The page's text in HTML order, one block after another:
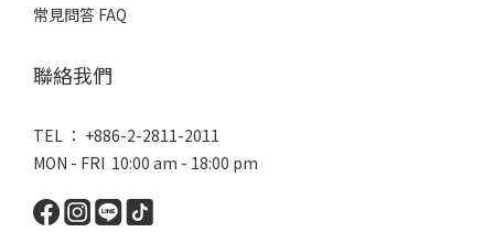
常見問答 FAQ
聯絡我們
TEL ： +886-2-2811-2011
MON - FRI 10:00 am - 18:00 pm